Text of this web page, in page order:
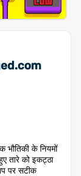
के नियमों
तारे को इकट्ठा
पर सटीक